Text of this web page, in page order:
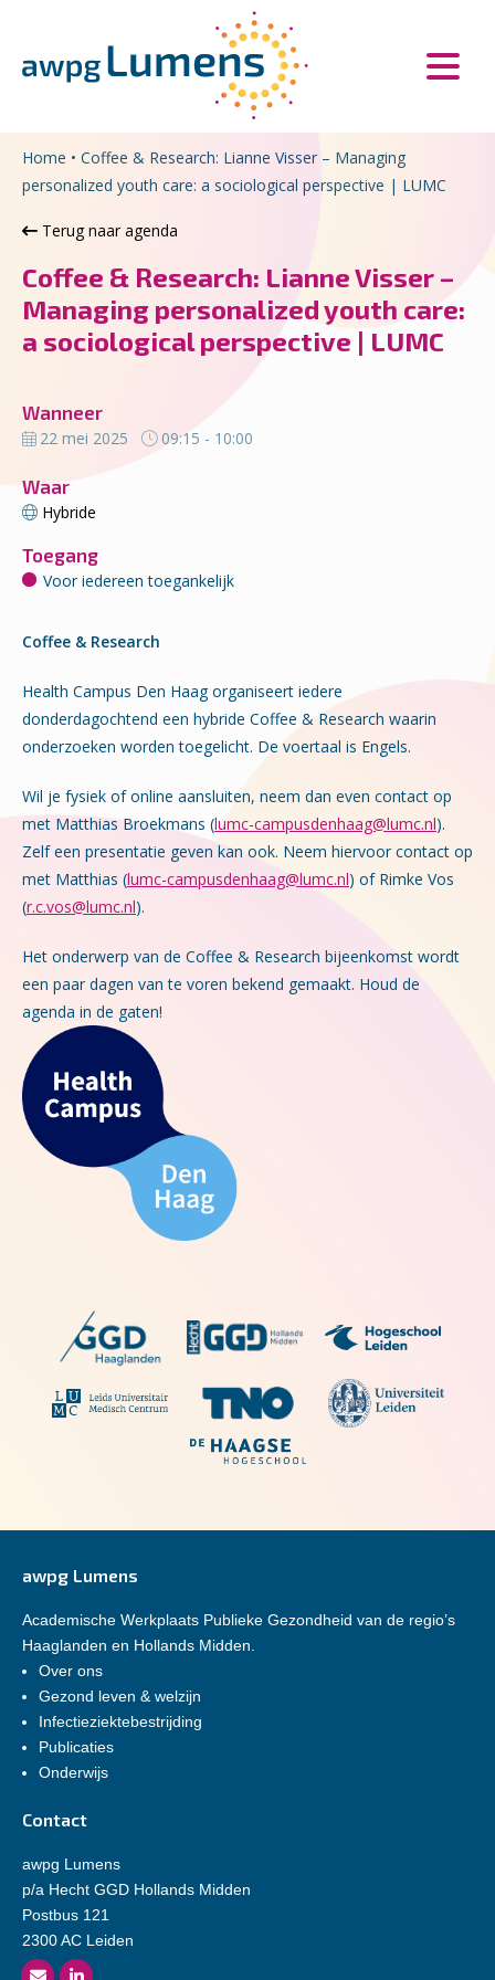
Home • Coffee & Research: Lianne Visser – Managing
personalized youth care: a sociological perspective | LUMC
Terug naar agenda
Coffee & Research: Lianne Visser –
Managing personalized youth care:
a sociological perspective | LUMC
Wanneer
22 mei 2025 09:15 - 10:00
Waar
Hybride
Toegang
Voor iedereen toegankelijk
Coffee & Research
Health Campus Den Haag organiseert iedere
donderdagochtend een hybride Coffee & Research waarin
onderzoeken worden toegelicht. De voertaal is Engels.
Wil je fysiek of online aansluiten, neem dan even contact op
met Matthias Broekmans (lumc-campusdenhaag@lumc.nl).
Zelf een presentatie geven kan ook. Neem hiervoor contact op
met Matthias (lumc-campusdenhaag@lumc.nl) of Rimke Vos
(r.c.vos@lumc.nl).
Het onderwerp van de Coffee & Research bijeenkomst wordt
een paar dagen van te voren bekend gemaakt. Houd de
agenda in de gaten!
awpg Lumens
Academische Werkplaats Publieke Gezondheid van de regio’s
Haaglanden en Hollands Midden.
Over ons
Gezond leven & welzijn
Infectieziektebestrijding
Publicaties
Onderwijs
Contact
awpg Lumens
p/a Hecht GGD Hollands Midden
Postbus 121
2300 AC Leiden